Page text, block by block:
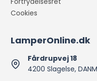
Cookies
LamperOnline.dk
Fårdrupvej 18
4200 Slagelse,